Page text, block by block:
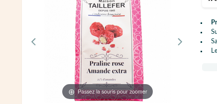
Passez la souris pour zoomer